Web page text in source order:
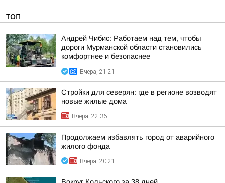
ТОП
Андрей Чибис: Работаем над тем, чтобы
дороги Мурманской области становились
комфортнее и безопаснее
Вчера, 21:21
Стройки для северян: где в регионе возводят
новые жилые дома
Вчера, 22:36
Продолжаем избавлять город от аварийного
жилого фонда
Вчера, 20:21